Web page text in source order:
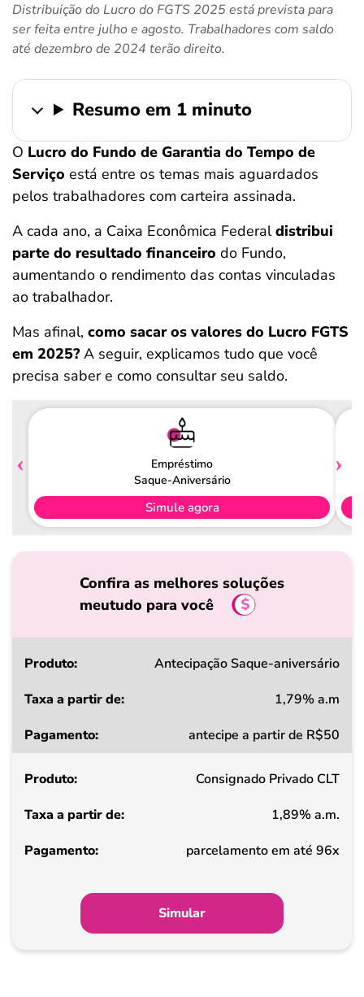
Distribuição do Lucro do FGTS 2025 está prevista para
ser feita entre julho e agosto. Trabalhadores com saldo
até dezembro de 2024 terão direito.
Resumo em 1 minuto
O Lucro do Fundo de Garantia do Tempo de
Serviço está entre os temas mais aguardados
pelos trabalhadores com carteira assinada.
A cada ano, a Caixa Econômica Federaldistribui
parte do resultado financeiro do Fundo,
aumentando o rendimento das contas vinculadas
ao trabalhador.
Mas afinal, como sacar os valores do Lucro FGTS
em 2025?A seguir, explicamos tudo que você
precisa saber e como consultar seu saldo.
Empréstimo
Saque-Aniversário
Simule agora
Confira as melhores soluções
meutudo para você
Produto
a
de
Pagamento
Antecipação Saque-aniversário
1,79% a.m
antecipe a partir de R$50
Consignado Privado CLT
1,89% a.m.
parcelamento em até 96x
Simular